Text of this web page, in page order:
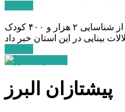
مدیر کل بهزیستی استان البرز از شناسایی ۲ هزار و ۴۰۰ کودک
پیشتازان البرز